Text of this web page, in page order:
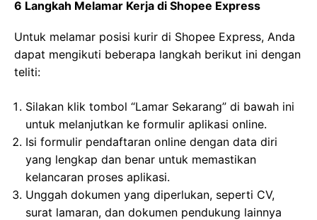
6 Langkah Melamar Kerja di Shopee Express
Untuk melamar posisi kurir di Shopee Express, Anda
dapat mengikuti beberapa langkah berikut ini dengan
teliti:
Silakan klik tombol “Lamar Sekarang” di bawah ini
untuk melanjutkan ke formulir aplikasi online.
Isi formulir pendaftaran online dengan data diri
yang lengkap dan benar untuk memastikan
kelancaran proses aplikasi.
Unggah dokumen yang diperlukan, seperti CV,
surat lamaran, dan dokumen pendukung lainnya